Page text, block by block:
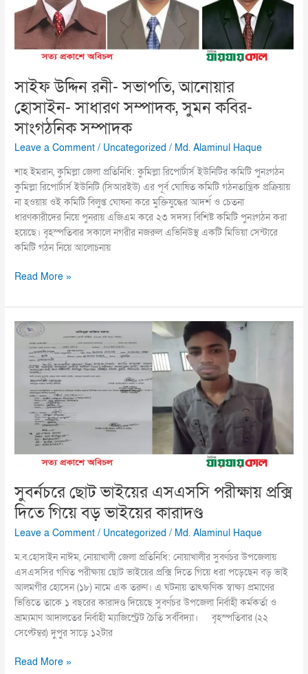
সাইফ উদ্দিন রনী- সভাপতি, আনোয়ার
হোসাইন- সাধারণ সম্পাদক, সুমন কবির-
সাংগঠনিক সম্পাদক
Leave a Comment / Uncategorized / Md. Alaminul Haque
শাহ ইমরান, কুমিল্লা জেলা প্রতিনিধি: কুমিল্লা রিপোর্টার্স ইউনিটির কমিটি পুনঃগঠন
কুমিল্লা রিপোর্টার্স ইউনিটি (সিআরইউ) এর পূর্ব ঘোষিত কমিটি গঠনতান্ত্রিক প্রক্রিয়ায়
না হওয়ায় ওই কমিটি বিলুপ্ত ঘোষনা করে মুক্তিযুদ্ধের আদর্শ ও চেতনা
ধারণকারীদের নিয়ে পুনরায় এজিএম করে ২৩ সদস্য বিশিষ্ট কমিটি পুনঃগঠন করা
হয়েছে। বৃহস্পতিবার সকালে নগরীর নজরুল এভিনিউস্থ একটি মিডিয়া সেন্টারে
কমিটি গঠন নিয়ে আলোচনায়
সাধারণ
সম্পাদক,
সম্পাদক
Read More »
সুবর্নচরে ছোট ভাইয়ের এসএসসি পরীক্ষায় প্রক্সি
দিতে গিয়ে বড় ভাইয়ের কারাদণ্ড
Leave a Comment / Uncategorized / Md. Alaminul Haque
ম.ব.হোসাইন নাঈম, নোয়াখালী জেলা প্রতিনিধি: নোয়াখালীর সুবর্ণচর উপজেলায়
এসএসসির গণিত পরীক্ষায় ছোট ভাইয়ের প্রক্সি দিতে গিয়ে ধরা পড়েছেন বড় ভাই
আলমগীর হোসেন (১৮) নামে এক তরুণ। এ ঘটনায় তাৎক্ষণিক স্বাক্ষ্য প্রমাণের
ভিত্তিতে তাকে ১ বছরের কারাদণ্ড দিয়েছে সুবর্ণচর উপজেলা নির্বাহী কর্মকর্তা ও
ভ্রাম্যমাণ আদালতের নির্বাহী ম্যাজিস্ট্রেট চৈতি সর্ববিদ্যা। বৃহস্পতিবার (২২
সেপ্টেম্বর) দুপুর সাড়ে ১২টার
সুবর্নচরে
ছোট
ভাইয়ের
এসএসসি
পরীক্ষায়
গিয়ে
ভাইয়ের
Read More »